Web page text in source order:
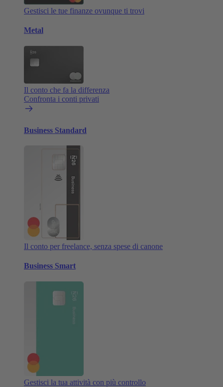
Gestisci le tue finanze ovunque ti trovi
Metal
Il conto che fa la differenza
Confronta i conti privati
Business Standard
Il conto per freelance, senza spese di canone
Business Smart
Gestisci la tua attività con più controllo